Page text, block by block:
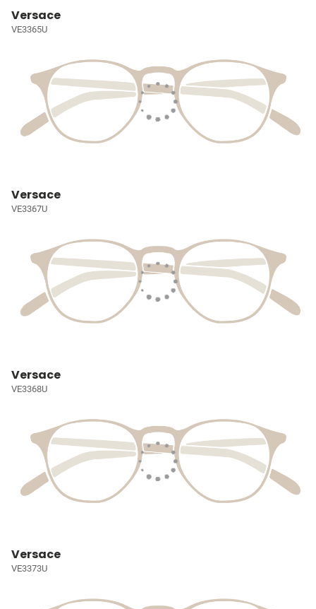
Versace
VE3365U
Versace
VE3367U
Versace
VE3368U
Versace
VE3373U